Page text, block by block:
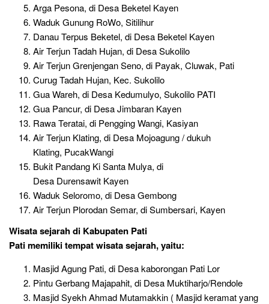
Arga Pesona, di Desa Beketel Kayen
Waduk Gunung RoWo, Sitilihur
Danau Terpus Beketel, di Desa Beketel Kayen
Air Terjun Tadah Hujan, di Desa Sukolilo
Air Terjun Grenjengan Seno, di Payak, Cluwak, Pati
Curug Tadah Hujan, Kec. Sukolilo
Gua Wareh, di Desa Kedumulyo, Sukolilo PATI
Gua Pancur, di Desa Jimbaran Kayen
Rawa Teratai, di Pengging Wangi, Kasiyan
Air Terjun Klating, di Desa Mojoagung / dukuh
Klating, PucakWangi
Bukit Pandang Ki Santa Mulya, di
Desa Durensawit Kayen
Waduk Seloromo, di Desa Gembong
Air Terjun Plorodan Semar, di Sumbersari, Kayen
Wisata sejarahdi Kabupaten Pati
Pati memiliki tempat wisata sejarah, yaitu:
Masjid Agung Pati, di Desa kaborongan Pati Lor
Pintu Gerbang Majapahit, di Desa Muktiharjo/Rendole
Masjid Syekh Ahmad Mutamakkin ( Masjid keramat yang